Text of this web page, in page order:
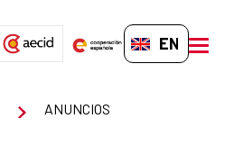
EN-GB
ANUNCIOS